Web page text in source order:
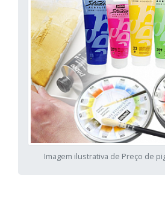
Imagem ilustrativa de Preço de